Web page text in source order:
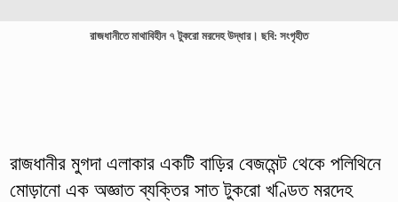
রাজধানীতে মাথাবিহীন ৭ টুকরো মরদেহ উদ্ধার। ছবি: সংগৃহীত
রাজধানীর মুগদা এলাকার একটি বাড়ির বেজমেন্ট থেকে পলিথিনে
মোড়ানো এক অজ্ঞাত ব্যক্তির সাত টুকরো খণ্ডিত মরদেহ